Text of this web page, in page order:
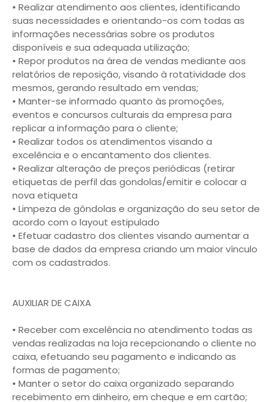
• Realizar atendimento aos clientes, identificando
suas necessidades e orientando-os com todas as
informações necessárias sobre os produtos
disponíveis e sua adequada utilização;
• Repor produtos na área de vendas mediante aos
relatórios de reposição, visando à rotatividade dos
mesmos, gerando resultado em vendas;
• Manter-se informado quanto às promoções,
eventos e concursos culturais da empresa para
replicar a informação para o cliente;
• Realizar todos os atendimentos visando a
excelência e o encantamento dos clientes.
• Realizar alteração de preços periódicas (retirar
etiquetas de perfil das gondolas/emitir e colocar a
nova etiqueta
• Limpeza de gôndolas e organização do seu setor de
acordo com o layout estipulado
• Efetuar cadastro dos clientes visando aumentar a
base de dados da empresa criando um maior vínculo
com os cadastrados.
AUXILIAR DE CAIXA
• Receber com excelência no atendimento todas as
vendas realizadas na loja recepcionando o cliente no
caixa, efetuando seu pagamento e indicando as
formas de pagamento;
• Manter o setor do caixa organizado separando
recebimento em dinheiro, em cheque e em cartão;